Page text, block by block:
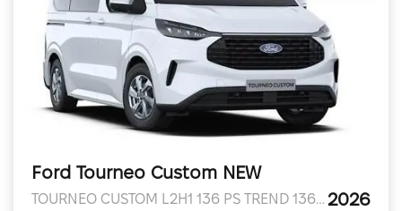
Ford Tourneo Custom NEW
TOURNEO CUSTOM L2H1 136 PS TREND 136 к.с. 2026